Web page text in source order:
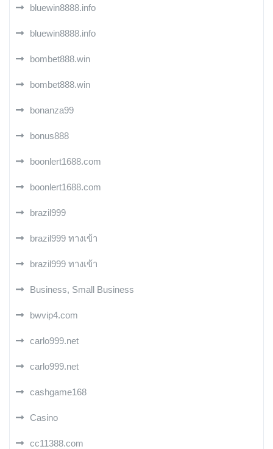
bluewin8888.info
bluewin8888.info
bombet888.win
bombet888.win
bonanza99
bonus888
boonlert1688.com
boonlert1688.com
brazil999
brazil999 ทางเข้า
brazil999 ทางเข้า
Business, Small Business
bwvip4.com
carlo999.net
carlo999.net
cashgame168
Casino
cc11388.com